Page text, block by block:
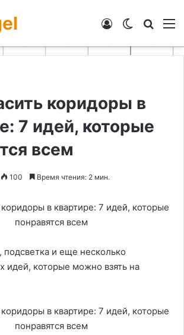
Switch skin
Войти
коридоры в
7 идей, которые
всем
100 Время чтения: 2 мин.
подсветка и еще несколько
идей, которые можно взять на